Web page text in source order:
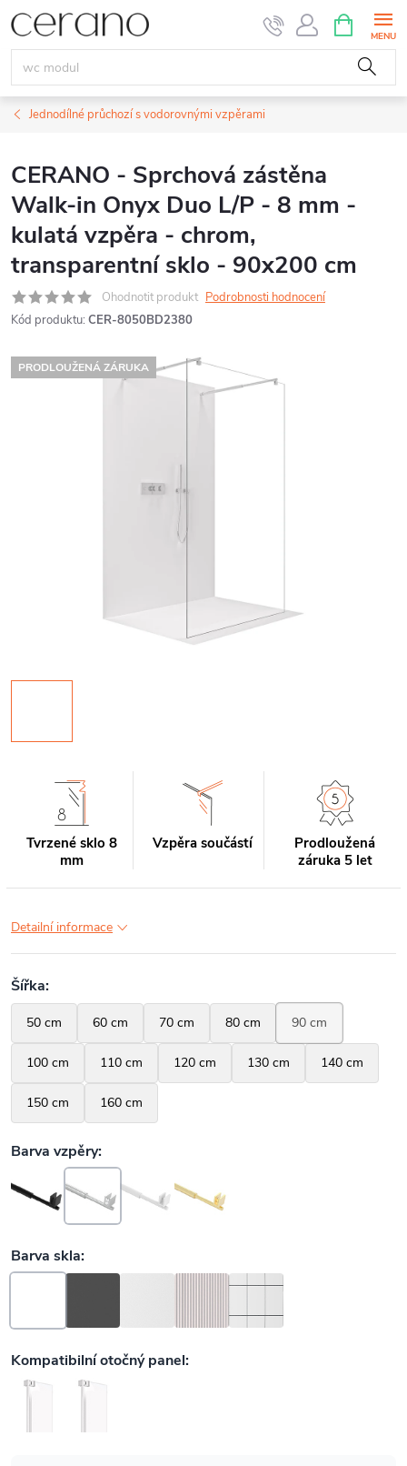
Přejít
na
obsah
NÁKUPNÍ
KOŠÍK
Jednodílné průchozí s vodorovnými vzpěrami
CERANO - Sprchová zástěna
Walk-in Onyx Duo L/P - 8 mm -
kulatá vzpěra - chrom,
transparentní sklo - 90x200 cm
Ohodnotit produkt Podrobnosti hodnocení
Kód produktu: CER-8050BD2380
PRODLOUŽENÁ ZÁRUKA
Tvrzené sklo 8
mm
Vzpěra součástí
Prodloužená
záruka 5 let
Detailní informace